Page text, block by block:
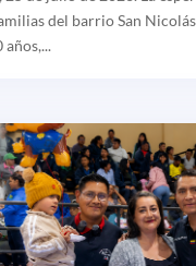
del barrio San
años,...